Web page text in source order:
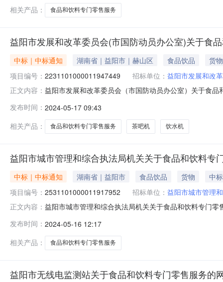
相关产品：
食品和饮料专门零售服务
益阳市发展和改革委员会(市国防动员办公室)关于食
中标｜中标通知 湖南省｜益阳市｜赫山区 食品饮品
货物
项目编号： 2231101000011947449 招标单位： 益阳市发展和改
正文内容： 益阳市发展和改革委员会（市国防动员办公室）关于食
系电话:/采购计划信息：项目所在行政区划编码:430999
发布时间： 2024-05-17 09:43
相关产品：
食品和饮料专门零售服务 茶吧机 饮水机
益阳市城市管理和综合执法局机关关于食品和饮料专
中标｜中标通知 湖南省｜益阳市 食品饮品 货物
中
项目编号： 2531101000011917952 招标单位： 益阳市城市管理
正文内容： 益阳市城市管理和综合执法局机关关于食品和饮料专门
信息：项目所在行政区划编码:430999项目所在行政区划
发布时间： 2024-05-16 12:17
相关产品：
食品和饮料专门零售服务
益阳市无线电监测站关于食品和饮料专门零售服务的